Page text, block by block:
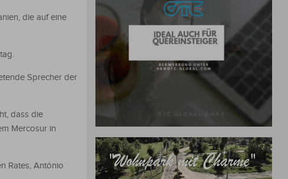
die auf eine
Sprecher der
dass die
Mercosur in
Rates, António